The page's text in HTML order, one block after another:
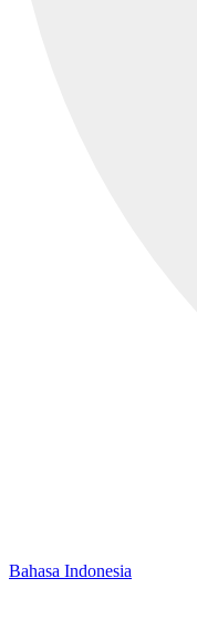
Bahasa Indonesia